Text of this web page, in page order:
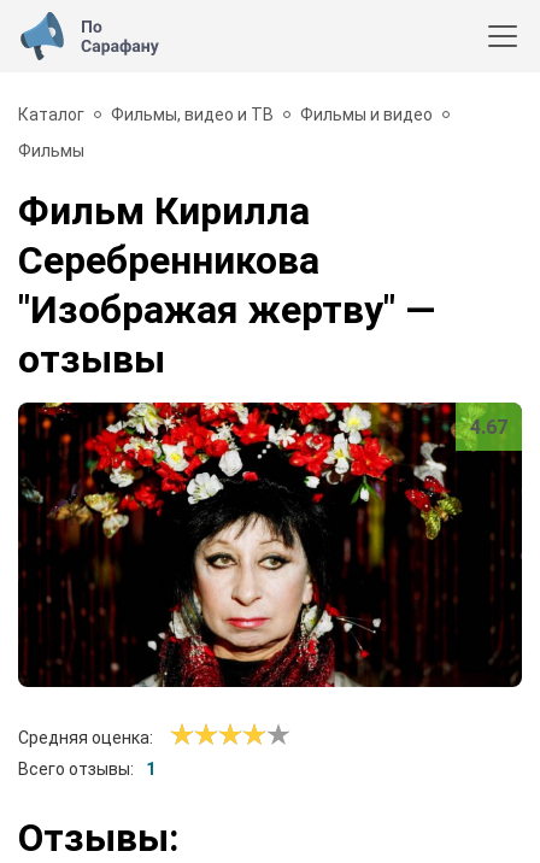
Каталог Фильмы, видео и ТВ
Фильмы и видео
Фильмы
Фильм Кирилла
Серебренникова
"Изображая жертву" —
отзывы
4.67
Средняя оценка:
Всего отзывы:
1
Отзывы: